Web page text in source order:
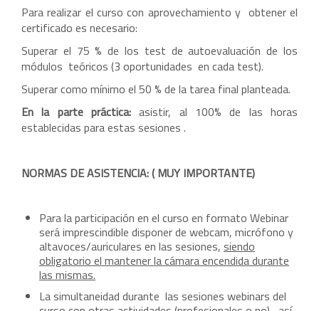
Para realizar el curso con aprovechamiento y obtener el
certificado es necesario:
Superar el 75 % de los test de autoevaluación de los
módulos teóricos (3 oportunidades en cada test).
Superar como mínimo el 50 % de la tarea final planteada.
En la parte práctica: asistir, al 100% de las horas
establecidas para estas sesiones .
NORMAS DE ASISTENCIA: ( MUY IMPORTANTE)
Para la participación en el curso en formato Webinar
será imprescindible disponer de webcam, micrófono y
altavoces/auriculares en las sesiones, siendo
obligatorio el mantener la cámara encendida durante
las mismas.
La simultaneidad durante las sesiones webinars del